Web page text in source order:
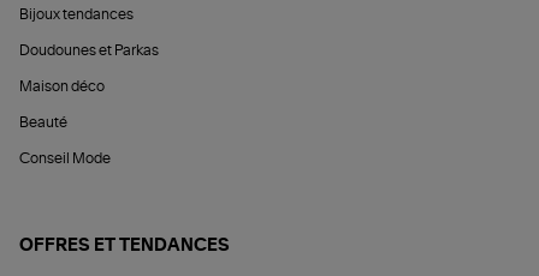
Bijoux tendances
Doudounes et Parkas
Maison déco
Beauté
Conseil Mode
OFFRES ET TENDANCES